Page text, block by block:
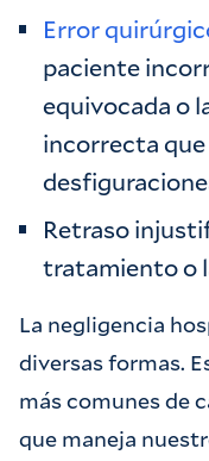
Error
paciente
equivocada o
incorrecta
Retraso
tratamiento o
La negligencia
diversas formas.
más comunes de
que maneja